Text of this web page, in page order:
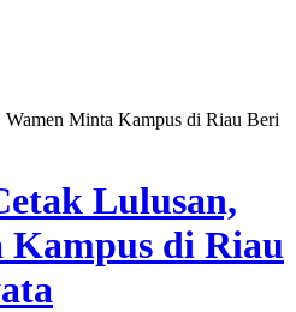
Lulusan,
di Riau